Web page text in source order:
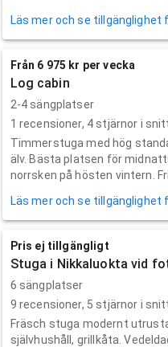
Läs mer och se
Från 6 975 kr per vecka
Log cabin
2-4 sängplatser
1 recensioner, 4 stjärnor i
Timmerstuga med hög
älv. Bästa platsen för
norrsken på hösten vintern. Fri
Läs mer och se
Pris ej tillgängligt
Stuga i Nikkaluokta vid
6 sängplatser
9 recensioner, 5 stjärnor i
Fräsch stuga modernt
självhushåll, grillkåta.